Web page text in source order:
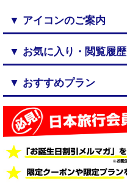
▼ アイコンのご案内
▼ お気に入り・閲覧履歴
▼ おすすめプラン